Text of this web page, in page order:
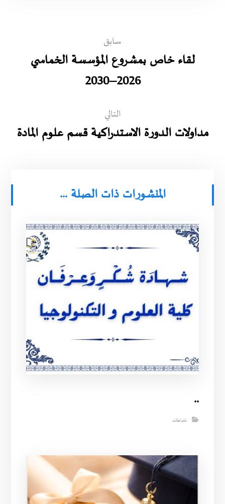
سابق
لقاء خاص بمشروع المؤسسة الخماسي
2026–2030‎
التالي
مداولات الدورة الاستدراكية قسم علوم المادة
المنشورات ذات الصلة ...
..
نشاطات